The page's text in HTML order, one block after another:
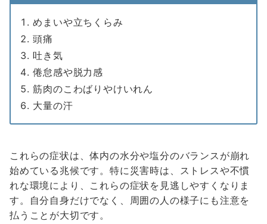
めまいや立ちくらみ
頭痛
吐き気
倦怠感や脱力感
筋肉のこわばりやけいれん
大量の汗
これらの症状は、体内の水分や塩分のバランスが崩れ
始めている兆候です。特に災害時は、ストレスや不慣
れな環境により、これらの症状を見逃しやすくなりま
す。自分自身だけでなく、周囲の人の様子にも注意を
払うことが大切です。